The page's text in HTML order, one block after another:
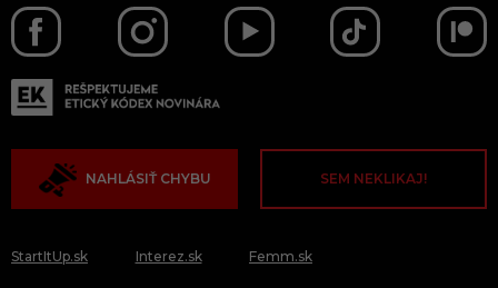
NAHLÁSIŤ CHYBU SEM NEKLIKAJ!
StartItUp.sk Interez.sk Femm.sk